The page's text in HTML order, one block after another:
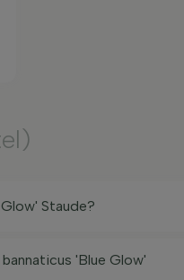
Staude?
'Blue Glow'